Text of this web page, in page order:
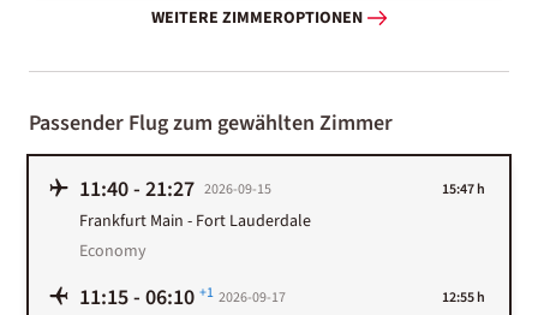
WEITERE ZIMMEROPTIONEN
Passender Flug zum gewählten Zimmer
11:40- 21:27 2026-09-15 15:47 h
Frankfurt Main - Fort Lauderdale
Economy
11:15- 06:10 +1 2026-09-17 12:55 h